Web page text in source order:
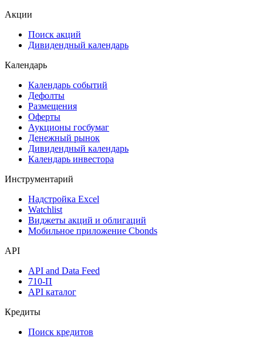
Акции
Поиск акций
Дивидендный календарь
Календарь
Календарь событий
Дефолты
Размещения
Оферты
Аукционы госбумаг
Денежный рынок
Дивидендный календарь
Календарь инвестора
Инструментарий
Надстройка Excel
Watchlist
Виджеты акций и облигаций
Мобильное приложение Cbonds
API
API and Data Feed
710-П
API каталог
Кредиты
Поиск кредитов